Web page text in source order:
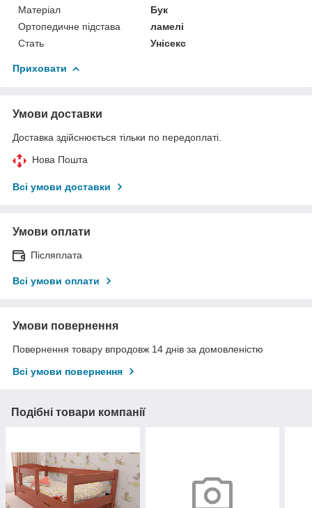
Матеріал
Бук
Ортопедичне підстава
ламелі
Стать
Унісекс
Приховати
Умови доставки
Доставка здійснюється тільки по передоплаті.
Нова Пошта
Всі умови доставки
Умови оплати
Післяплата
Всі умови оплати
Умови повернення
Повернення товару впродовж 14 днів за домовленістю
Всі умови повернення
Подібні товари компанії